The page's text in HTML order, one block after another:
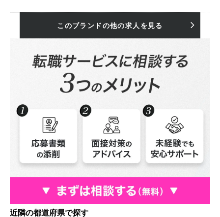
このブランドの他の求人を見る
近隣の都道府県で探す